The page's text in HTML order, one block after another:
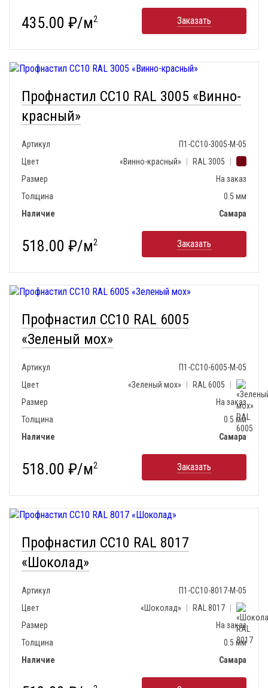
435.00 ₽/м2 Заказать
Профнастил СС10 RAL 3005 «Винно-
красный»
Артикул
П1-СС10-3005-М-05
Цвет
«Винно-красный» RAL 3005
Размер
На заказ
Толщина
0.5 мм
Наличие
Самара
518.00 ₽/м2 Заказать
Профнастил СС10 RAL 6005
«Зеленый мох»
Артикул
П1-СС10-6005-М-05
Цвет
«Зеленый мох» RAL 6005
Размер
На заказ
Толщина
0.5 мм
Наличие
Самара
518.00 ₽/м2 Заказать
Профнастил СС10 RAL 8017
«Шоколад»
Артикул
П1-СС10-8017-М-05
Цвет
«Шоколад» RAL 8017
Размер
На заказ
Толщина
0.5 мм
Наличие
Самара